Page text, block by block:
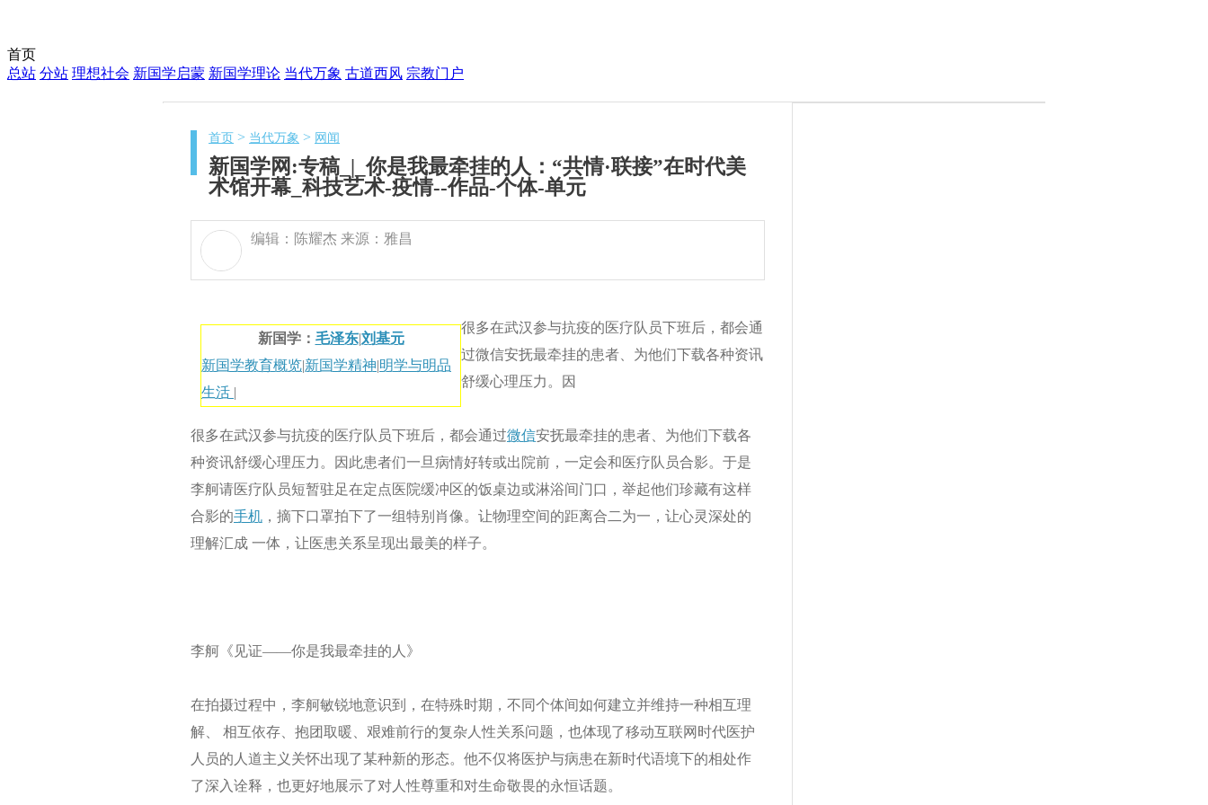
首页
总站 分站 理想社会 新国学启蒙 新国学理论 当代万象 古道西风 宗教门户
首页 > 当代万象 > 网闻
新国学网:专稿_|_你是我最牵挂的人：“共情·联接”在时代美
术馆开幕_科技艺术-疫情--作品-个体-单元
编辑：陈耀杰 来源：雅昌
新国学： 毛泽东|刘基元
新国学教育概览|新国学精神|明学与明品
生活 |
很多在武汉参与抗疫的医疗队员下班后，都会通
过微信安抚最牵挂的患者、为他们下载各种资讯
舒缓心理压力。因
很多在武汉参与抗疫的医疗队员下班后，都会通过微信安抚最牵挂的患者、为他们下载各
种资讯舒缓心理压力。因此患者们一旦病情好转或出院前，一定会和医疗队员合影。于是
李舸请医疗队员短暂驻足在定点医院缓冲区的饭桌边或淋浴间门口，举起他们珍藏有这样
合影的手机 ，摘下口罩拍下了一组特别肖像。让物理空间的距离合二为一，让心灵深处的
理解汇成 一体，让医患关系呈现出最美的样子。
李舸《见证——你是我最牵挂的人》
在拍摄过程中，李舸敏锐地意识到，在特殊时期，不同个体间如何建立并维持一种相互理
解、 相互依存、抱团取暖、艰难前行的复杂人性关系问题，也体现了移动互联网时代医护
人员的人道主义关怀出现了某种新的形态。他不仅将医护与病患在新时代语境下的相处作
了深入诠释，也更好地展示了对人性尊重和对生命敬畏的永恒话题。